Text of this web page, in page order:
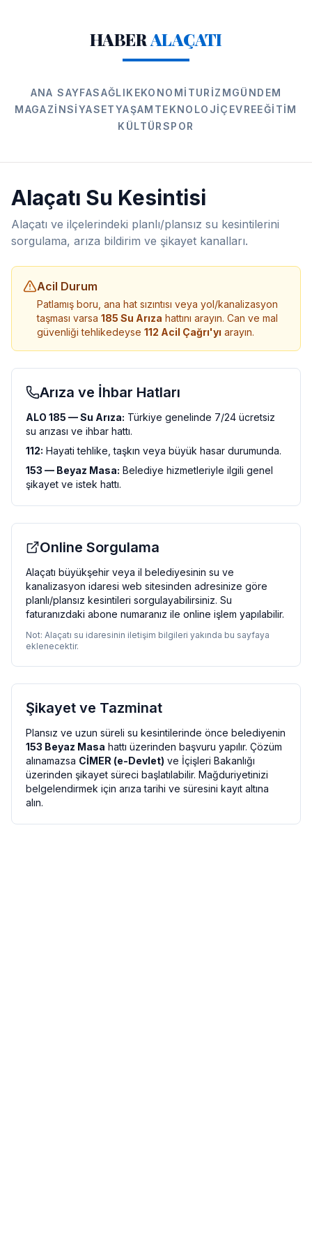
HABERALAÇATI
ANA SAYFASAĞLIK EKONOMI TURIZMGÜNDEM
MAGAZINSIYASETYAŞAM TEKNOLOJIÇEVREEĞITIM
KÜLTÜRSPOR
Alaçatı Su Kesintisi
Alaçatı ve ilçelerindeki planlı/plansız su kesintilerini
sorgulama, arıza bildirim ve şikayet kanalları.
Acil Durum
Patlamış boru, ana hat sızıntısı veya yol/kanalizasyon
taşması varsa 185 Su Arıza hattını arayın. Can ve mal
güvenliği tehlikedeyse 112 Acil Çağrı'yı arayın.
Arıza ve İhbar Hatları
ALO 185 — Su Arıza: Türkiye genelinde 7/24 ücretsiz
su arızası ve ihbar hattı.
112: Hayati tehlike, taşkın veya büyük hasar durumunda.
153 — Beyaz Masa: Belediye hizmetleriyle ilgili genel
şikayet ve istek hattı.
Online Sorgulama
Alaçatı büyükşehir veya il belediyesinin su ve
kanalizasyon idaresi web sitesinden adresinize göre
planlı/plansız kesintileri sorgulayabilirsiniz. Su
faturanızdaki abone numaranız ile online işlem yapılabilir.
Not: Alaçatı su idaresinin iletişim bilgileri yakında bu sayfaya
eklenecektir.
Şikayet ve Tazminat
Plansız ve uzun süreli su kesintilerinde önce belediyenin
153 Beyaz Masa hattı üzerinden başvuru yapılır. Çözüm
alınamazsa CİMER (e-Devlet) ve İçişleri Bakanlığı
üzerinden şikayet süreci başlatılabilir. Mağduriyetinizi
belgelendirmek için arıza tarihi ve süresini kayıt altına
alın.